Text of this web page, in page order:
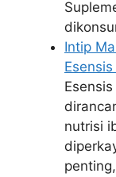
Intip
nutrisi